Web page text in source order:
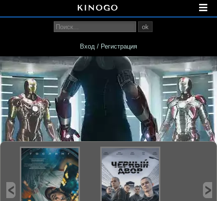
ok
Вход / Регистрация